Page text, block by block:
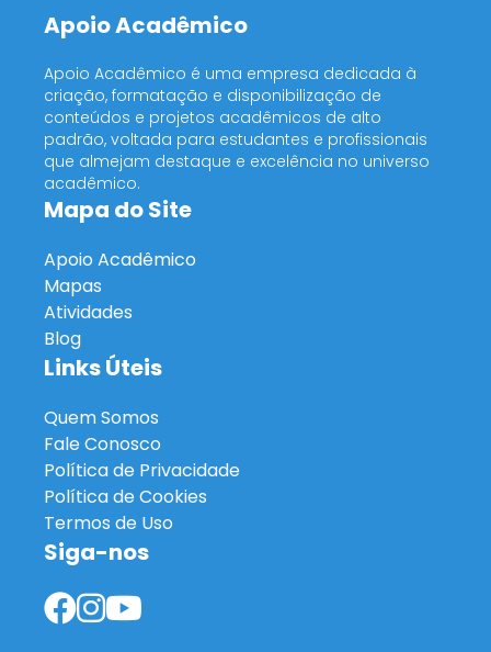
Apoio Acadêmico
Apoio Acadêmico é uma empresa dedicada à
criação, formatação e disponibilização de
conteúdos e projetos acadêmicos de alto
padrão, voltada para estudantes e profissionais
que almejam destaque e excelência no universo
acadêmico.
Mapa do Site
Apoio Acadêmico
Mapas
Atividades
Blog
Links Úteis
Quem Somos
Fale Conosco
Política de Privacidade
Política de Cookies
Termos de Uso
Siga-nos